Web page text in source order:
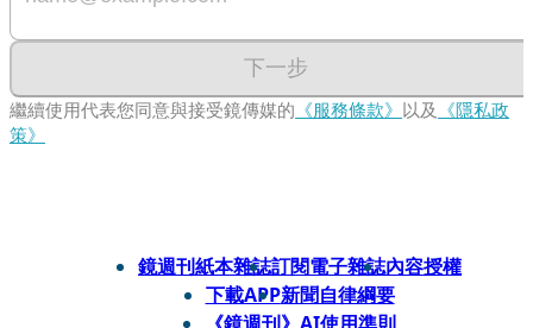
下一步
繼續使用代表您同意與接受鏡傳媒的 《服務條款》 以及 《隱私政
策》
鏡週刊紙本雜誌訂閱電子雜誌內容授權
下載APP新聞自律綱要